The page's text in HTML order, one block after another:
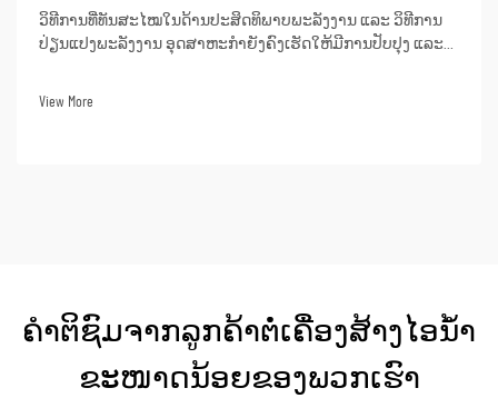
ວິທີການທີ່ທັນສະໄໝໃນດ້ານປະສິດທິພາບພະລັງງານ ແລະ ວິທີການ
ປ່ຽນແປງພະລັງງານ ອຸດສາຫະກຳຍັງຄົງເຮັດໃຫ້ມີການປັບປຸງ ແລະ
View More
ຄຳຕິຊົມຈາກລູກຄ້າຕໍ່ເຄື່ອງສ້າງໄອນ້ຳ
ຂະໜາດນ້ອຍຂອງພວກເຮົາ